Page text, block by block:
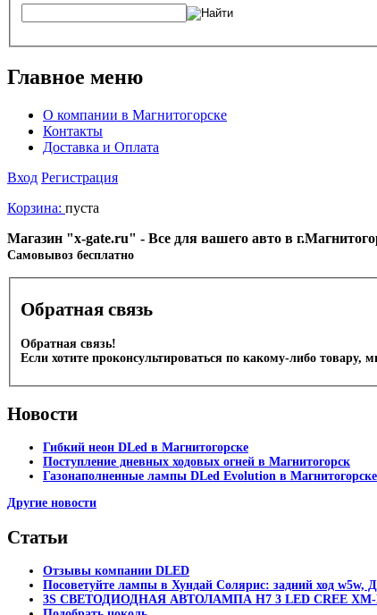
Главное меню
О компании в Магнитогорске
Контакты
Доставка и Оплата
Вход Регистрация
Корзина: пуста
Магазин "x-gate.ru" - Все для вашего авто в
Cамовывоз бесплатно
Обратная связь
Обратная связь!
Если хотите проконсультироваться по какому-либо товару,
Новости
Гибкий неон DLed в Магнитогорске
Поступление дневных ходовых огней в Магнитогорск
Газонаполненные лампы DLed Evolution в Магнитогорске
Другие новости
Статьи
Отзывы компании DLED
Посоветуйте лампы в Хундай Солярис: задний ход w5w,
3S СВЕТОДИОДНАЯ АВТОЛАМПА H7 3 LED CREE XM-